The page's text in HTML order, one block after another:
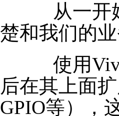
从一开始
楚和我们的
使用
后在其上面
GPIO等），